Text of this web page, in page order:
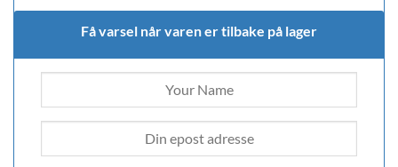
Få varsel når varen er tilbake på lager